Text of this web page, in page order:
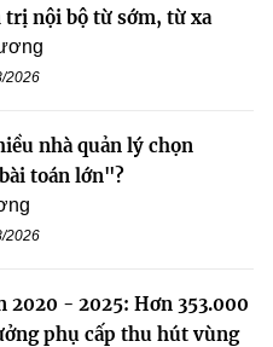
trị nội bộ từ sớm, từ xa
2026
nhà quản lý chọn
toán lớn"?
2026
2020 - 2025: Hơn 353.000
phụ cấp thu hút vùng